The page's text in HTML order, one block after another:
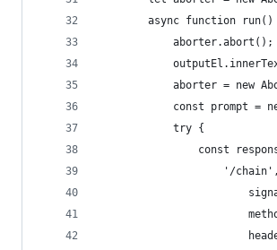
async function run()
aborter = new
const prompt =
            try {
const
'/